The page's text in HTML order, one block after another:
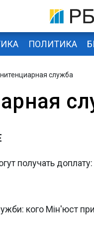
ПОЛИТИКА
служба
получать
кого Мін'юст